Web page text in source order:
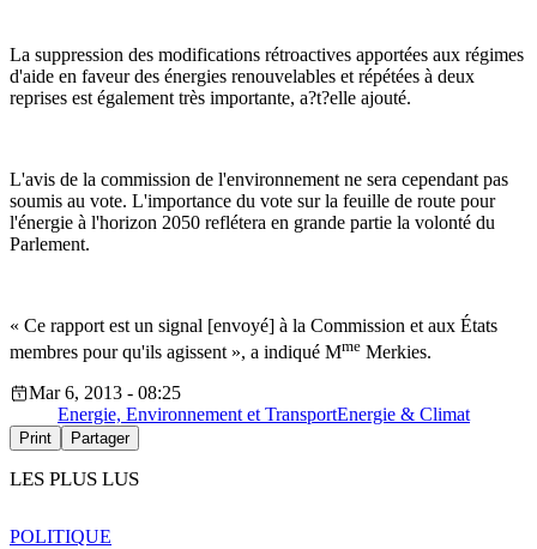
La suppression des modifications rétroactives apportées aux régimes
d'aide en faveur des énergies renouvelables et répétées à deux
reprises est également très importante, a?t?elle ajouté.
L'avis de la commission de l'environnement ne sera cependant pas
soumis au vote. L'importance du vote sur la feuille de route pour
l'énergie à l'horizon 2050 reflétera en grande partie la volonté du
Parlement.
« Ce rapport est un signal [envoyé] à la Commission et aux États
membres pour qu'ils agissent », a indiqué Mme Merkies.
Mar 6, 2013 - 08:25
Energie, Environnement et TransportEnergie & Climat
Print Partager
LES PLUS LUS
POLITIQUE